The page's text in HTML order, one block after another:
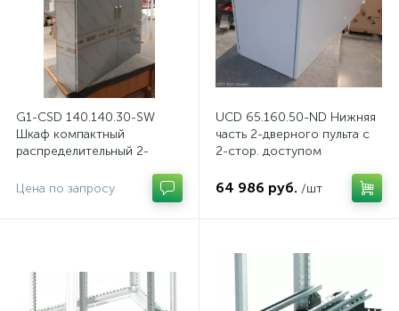
G1-CSD 140.140.30-SW
Шкаф компактный
распределительный 2-
стали, с перемычкой
Цена по запросу
UCD 65.160.50-ND Нижняя
часть 2-дверного пульта с
2-стор. доступом
64 986 руб. /шт